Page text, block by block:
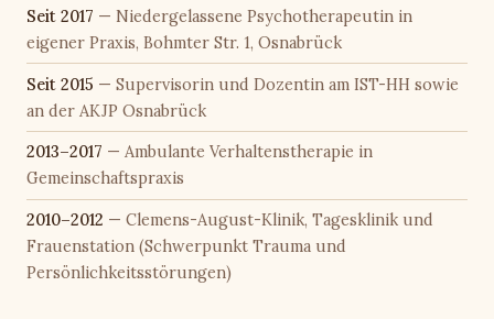
Seit 2017 — Niedergelassene Psychotherapeutin in
eigener Praxis, Bohmter Str. 1, Osnabrück
Seit 2015 — Supervisorin und Dozentin am IST-HH sowie
an der AKJP Osnabrück
2013–2017 — Ambulante Verhaltenstherapie in
Gemeinschaftspraxis
2010–2012 — Clemens-August-Klinik, Tagesklinik und
Frauenstation (Schwerpunkt Trauma und
Persönlichkeitsstörungen)